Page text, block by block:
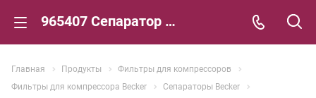
965407 Сепаратор Becker
Главная Продукты
Фильтры для компрессоров
Фильтры для компрессора Becker
Сепараторы Becker